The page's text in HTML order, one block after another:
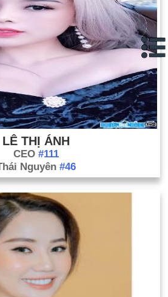
LÊ THỊ ÁNH
CEO #111
Nguyên #46